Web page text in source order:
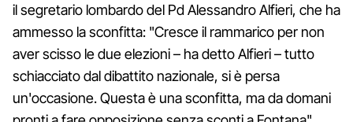
il segretario lombardo del Pd Alessandro Alfieri, che ha
ammesso la sconfitta: "Cresce il rammarico per non
aver scisso le due elezioni – ha detto Alfieri – tutto
schiacciato dal dibattito nazionale, si è persa
un'occasione. Questa è una sconfitta, ma da domani